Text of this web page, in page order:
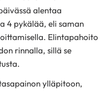
alentaa
4 pykälää, eli saman
Elintapahoito
rinnalla, sillä se
ylläpitoon,